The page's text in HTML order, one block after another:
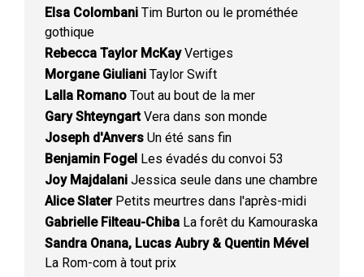
Elsa Colombani Tim Burton ou le prométhée
gothique
Rebecca Taylor McKayVertiges
Morgane Giuliani Taylor Swift
Lalla Romano Tout au bout de la mer
Gary ShteyngartVera dans son monde
Joseph d'Anvers Un été sans fin
Benjamin Fogel Les évadés du convoi 53
Joy Majdalani Jessica seule dans une chambre
Alice SlaterPetits meurtres dans l'après-midi
Gabrielle Filteau-Chiba La forêt du Kamouraska
Sandra Onana, Lucas Aubry & Quentin Mével
La Rom-com à tout prix